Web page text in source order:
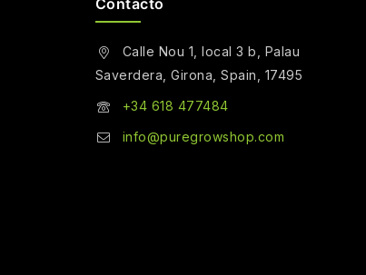
Calle Nou 1, local 3 b, Palau
Saverdera, Girona, Spain, 17495
+34 618 477484
info@puregrowshop.com